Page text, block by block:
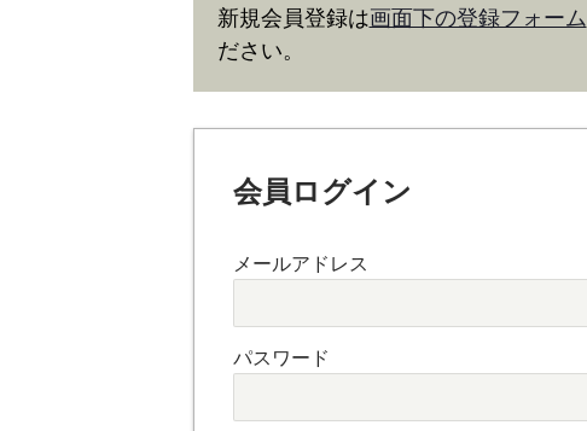
新規会員登録は画面下の登録フォーム
ださい。
会員ログイン
メールアドレス
パスワード